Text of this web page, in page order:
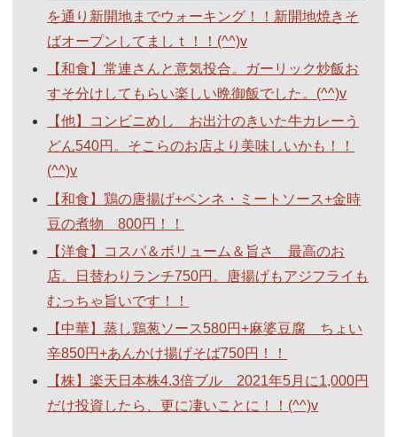
を通り新開地までウォーキング！！新開地焼きそ
ばオープンしてましｔ！！(^^)v
【和食】常連さんと意気投合。ガーリック炒飯お
すそ分けしてもらい楽しい晩御飯でした。(^^)v
【他】コンビニめし お出汁のきいた牛カレーう
どん540円。そこらのお店より美味しいかも！！
(^^)v
【和食】鶏の唐揚げ+ペンネ・ミートソース+金時
豆の煮物 800円！！
【洋食】コスパ＆ボリューム＆旨さ 最高のお
店。日替わりランチ750円。唐揚げもアジフライも
むっちゃ旨いです！！
【中華】蒸し鶏葱ソース580円+麻婆豆腐 ちょい
辛850円+あんかけ揚げそば750円！！
【株】楽天日本株4.3倍ブル 2021年5月に1,000円
だけ投資したら、更に凄いことに！！(^^)v